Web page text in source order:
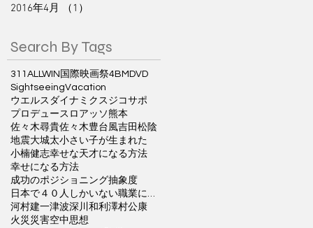
2016年4月
（1）
Search By Tags
311ALLWIN国際映画祭4BM DVD
SightseeingVacation
ウエルスダイナミクス ジコサポ
プロデュース ロアッソ熊本
佐々木尋貴佐々木豊台風吉田松陰
地震大城太小さい子が生まれた
小楠健志幸せな天才になる方法
幸せになる方法
成功のポジショニング抽象度
日本で４０人しかいない職業に就く方法
河村建一津波深川和利 澤村公康
火災 災害空中思想